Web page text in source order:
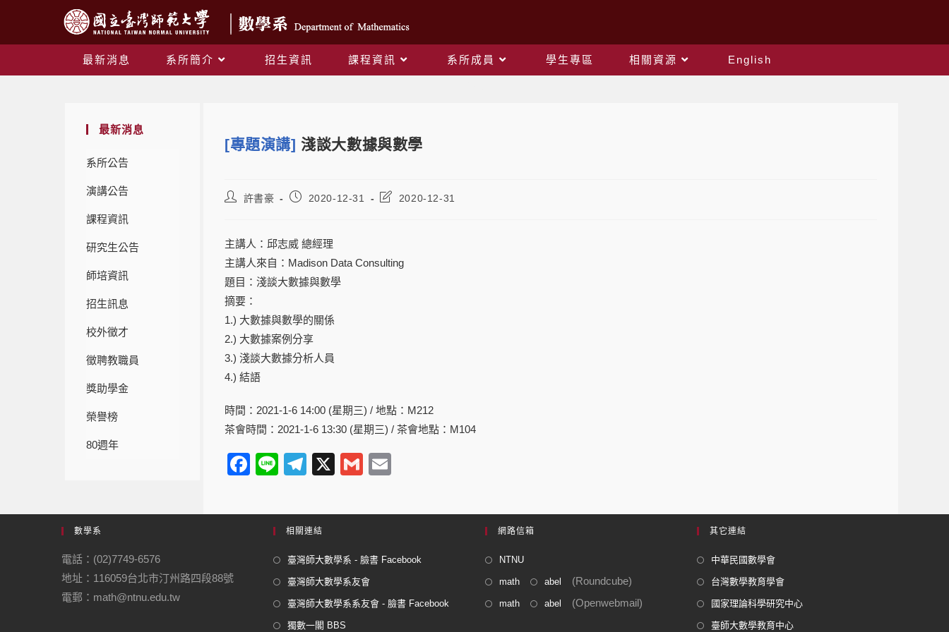
最新消息 系所簡介 招生資訊 課程資訊 系所成員 學生專區 相關資源
English
最新消息
系所公告
演講公告
課程資訊
研究生公告
師培資訊
招生訊息
校外徵才
徵聘教職員
獎助學金
榮譽榜
80週年
[專題演講]淺談大數據與數學
許書豪 2020-12-31 2020-12-31
主講人：邱志威 總經理
主講人來自：Madison Data Consulting
題目：淺談大數據與數學
摘要：
1.) 大數據與數學的關係
2.) 大數據案例分享
3.) 淺談大數據分析人員
4.) 結語
時間：2021-1-6 14:00 (星期三) / 地點：M212
茶會時間：2021-1-6 13:30 (星期三) / 茶會地點：M104
F
c
Li
e
T
e
gr
a
m
X
G
ail ail
數學系
電話：(02)7749-6576
地址：116059台北市汀州路四段88號
電郵：math@ntnu.edu.tw
相關連結
臺灣師大數學系 - 臉書 Facebook
臺灣師大數學系友會
臺灣師大數學系系友會 - 臉書 Facebook
獨數一閣 BBS
網路信箱
NTNU
math abel (Roundcube)
math abel (Openwebmail)
其它連結
中華民國數學會
台灣數學教育學會
國家理論科學研究中心
臺師大數學教育中心